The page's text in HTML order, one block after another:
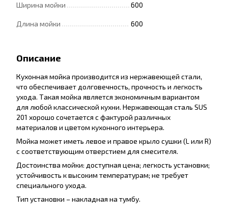
Ширина мойки 600
Длина мойки 600
Описание
Кухонная мойка производится из нержавеющей стали,
что обеспечивает долговечность, прочность и легкость
ухода. Такая мойка является экономичным вариантом
для любой классической кухни. Нержавеющая сталь SUS
201 хорошо сочетается с фактурой различных
материалов и цветом кухонного интерьера.
Мойка может иметь левое и правое крыло сушки (L или R)
с соответствующим отверстием для смесителя.
Достоинства мойки: доступная цена; легкость установки;
устойчивость к высоким температурам; не требует
специального ухода.
Тип установки – накладная на тумбу.